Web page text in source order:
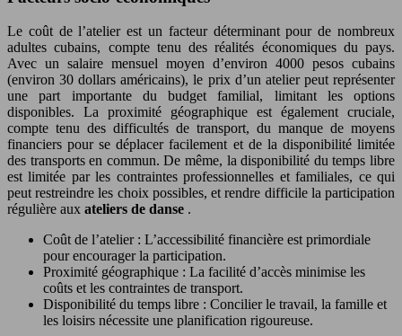
Le coût de l’atelier est un facteur déterminant pour de nombreux
adultes cubains, compte tenu des réalités économiques du pays.
Avec un salaire mensuel moyen d’environ 4000 pesos cubains
(environ 30 dollars américains), le prix d’un atelier peut représenter
une part importante du budget familial, limitant les options
disponibles. La proximité géographique est également cruciale,
compte tenu des difficultés de transport, du manque de moyens
financiers pour se déplacer facilement et de la disponibilité limitée
des transports en commun. De même, la disponibilité du temps libre
est limitée par les contraintes professionnelles et familiales, ce qui
peut restreindre les choix possibles, et rendre difficile la participation
régulière aux ateliers de danse .
Coût de l’atelier : L’accessibilité financière est primordiale
pour encourager la participation.
Proximité géographique : La facilité d’accès minimise les
coûts et les contraintes de transport.
Disponibilité du temps libre : Concilier le travail, la famille et
les loisirs nécessite une planification rigoureuse.